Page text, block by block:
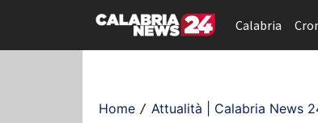
Calabria
Home / Attualità | Calabria News